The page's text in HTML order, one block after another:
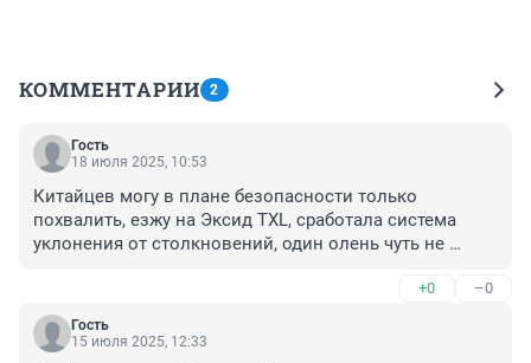
КОММЕНТАРИИ 2
Гость
18 июля 2025, 10:53
Китайцев могу в плане безопасности только
похвалить, езжу на Эксид TXL, сработала система
уклонения от столкновений, один олень чуть не
+0 –0
Гость
15 июля 2025, 12:33